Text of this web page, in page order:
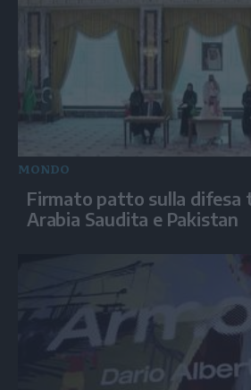
MONDO
Firmato patto sulla difesa
Arabia Saudita e Pakistan